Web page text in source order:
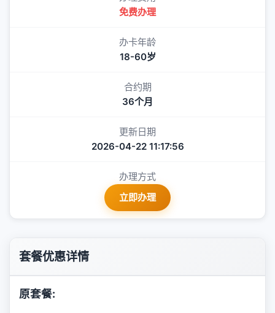
免费办理
办卡年龄
18-60岁
合约期
36个月
更新日期
2026-04-22 11:17:56
办理方式
立即办理
套餐优惠详情
原套餐: